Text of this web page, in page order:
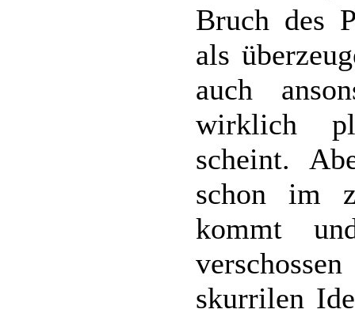
Bruch des
als
auch
wirklich
scheint.
schon im
kommt
skurrilen